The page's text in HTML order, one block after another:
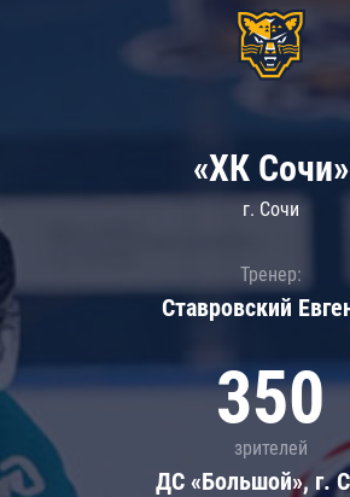
«ХК Сочи»
г. Сочи
Тренер:
Ставровский
350
зрителей
ДС «Большой», г.